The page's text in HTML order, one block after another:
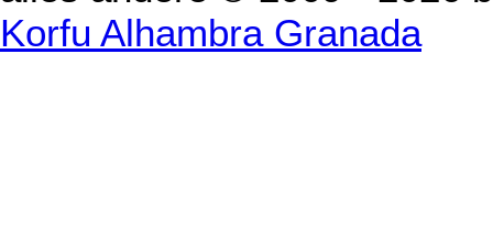
Korfu Alhambra Granada